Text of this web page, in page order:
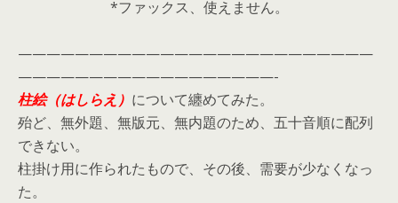
*ファックス、使えません。
—————————————————————————
——————————————————-
柱絵（はしらえ） について纏めてみた。
殆ど、無外題、無版元、無内題のため、五十音順に配列
できない。
柱掛け用に作られたもので、その後、需要が少なくなっ
た。